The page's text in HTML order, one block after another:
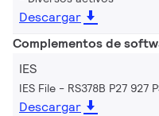
Descargar
Complementos de
IES
IES File - RS378B P27 927
Descargar